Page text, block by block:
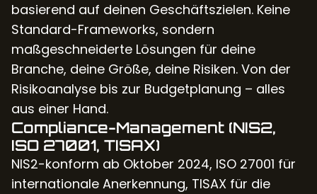
basierend auf deinen Geschäftszielen. Keine
Standard-Frameworks, sondern
maßgeschneiderte Lösungen für deine
Branche, deine Größe, deine Risiken. Von der
Risikoanalyse bis zur Budgetplanung – alles
aus einer Hand.
Compliance-Management (NIS2,
ISO 27001, TISAX)
NIS2-konform ab Oktober 2024, ISO 27001 für
internationale Anerkennung, TISAX für die